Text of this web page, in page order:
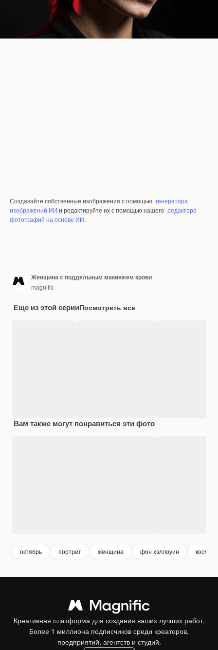
Создавайте собственные изображения с помощью генератора
изображений ИИ и редактируйте их с помощью нашего редактора
фотографий на основе ИИ.
Женщина с поддельным макияжем крови
magnific
Еще из этой серииПосмотреть все
Вам также могут понравиться эти фото
октябрь портрет женщина фон хэллоуин
Креативная платформа для создания ваших лучших работ.
Более 1 миллиона подписчиков среди креаторов,
предприятий, агентств и студий.